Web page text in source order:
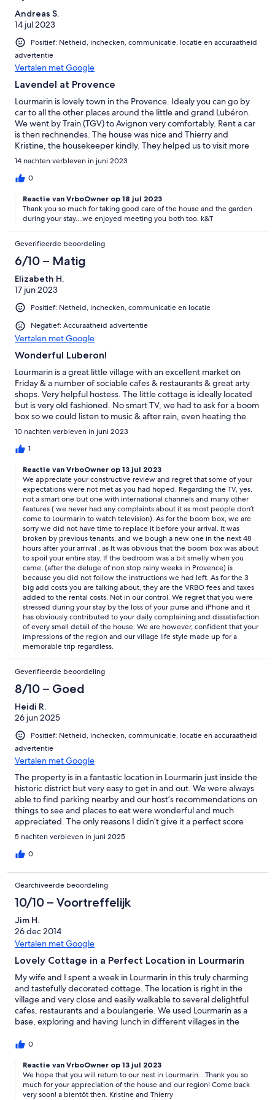
Andreas S.
14 jul 2023
Positief: Netheid, inchecken, communicatie, locatie en accuraatheid
advertentie
Vertalen met Google
Lavendel at Provence
Lourmarin is lovely town in the Provence. Idealy you can go by
car to all the other places around the little and grand Lubéron.
We went by Train (TGV) to Avignon very comfortably. Rent a car
is then rechnendes. The house was nice and Thierry and
Kristine, the housekeeper kindly. They helped us to visit more
nice places. Mandy Thanks!!
14 nachten verbleven in juni 2023
0
Reactie van VrboOwner op 18 jul 2023
Thank you so much for taking good care of the house and the garden
during your stay....we enjoyed meeting you both too. k&T
Geverifieerde beoordeling
6/10 – Matig
Elizabeth H.
17 jun 2023
Positief: Netheid, inchecken, communicatie en locatie
Negatief: Accuraatheid advertentie
Vertalen met Google
Wonderful Luberon!
Lourmarin is a great little village with an excellent market on
Friday & a number of sociable cafes & restaurants & great arty
shops. Very helpful hostess. The little cottage is ideally located
but is very old fashioned. No smart TV, we had to ask for a boom
box so we could listen to music & after rain, even heating the
underground bedroom & leaving the window open it was musty
smelling. Great little terrace which we enjoyed. Lots of house
rules! Helpful but out of date travelling & exploring guide notes.
expensive with 3 big add on costs over & above the standard
rental cost. Beware!
10 nachten verbleven in juni 2023
1
Reactie van VrboOwner op 13 jul 2023
We appreciate your constructive review and regret that some of your
expectations were not met as you had hoped. Regarding the TV, yes,
not a smart one but one with international channels and many other
features ( we never had any complaints about it as most people don’t
come to Lourmarin to watch television). As for the boom box, we are
sorry we did not have time to replace it before your arrival. It was
broken by previous tenants, and we bough a new one in the next 48
hours after your arrival , as It was obvious that the boom box was about
to spoil your entire stay. If the bedroom was a bit smelly when you
came, (after the deluge of non stop rainy weeks in Provence) is
because you did not follow the instructions we had left. As for the 3
big add costs you are talking about, they are the VRBO fees and taxes
added to the rental costs. Not in our control. We regret that you were
stressed during your stay by the loss of your purse and iPhone and it
has obviously contributed to your daily complaining and dissatisfaction
of every small detail of the house. We are however, confident that your
impressions of the region and our village life style made up for a
memorable trip regardless.
Geverifieerde beoordeling
8/10 – Goed
Heidi R.
26 jun 2025
Positief: Netheid, inchecken, communicatie, locatie en accuraatheid
advertentie
Vertalen met Google
The property is in a fantastic location in Lourmarin just inside the
historic district but very easy to get in and out. We were always
able to find parking nearby and our host’s recommendations on
things to see and places to eat were wonderful and much
appreciated. The only reasons I didn’t give it a perfect score
were because the bedroom is underneath the living area and
accessed by a curved stone stair, while the bathroom, which is
very small, is upstairs. I have some slight mobility issues and
to the bathroom worried me. The other drawback is that the
microwave and washer are very old and not easy to use. I
decided not to wash any clothes which was challenging in the
current heat wave. Those were only drawbacks for me so if
those wouldn’t bother you, it’s a 10.
5 nachten verbleven in juni 2025
0
Gearchiveerde beoordeling
10/10 – Voortreffelijk
Jim H.
26 dec 2014
Vertalen met Google
Lovely Cottage in a Perfect Location in Lourmarin
My wife and I spent a week in Lourmarin in this truly charming
and tastefully decorated cottage. The location is right in the
village and very close and easily walkable to several delightful
cafes, restaurants and a boulangerie. We used Lourmarin as a
base, exploring and having lunch in different villages in the
the cafes (Gaby's was our favorite) and dinner at one of the
kindly provided us, before our stay, a very detailed list of
restaurants in the Luberon villages and throughout Provence as
well. She also included excellent recommendations and
0
Reactie van VrboOwner op 13 jul 2023
We hope that you will return to our nest in Lourmarin....Thank you so
much for your appreciation of the house and our region! Come back
very soon! a bientôt then. Kristine and Thierry